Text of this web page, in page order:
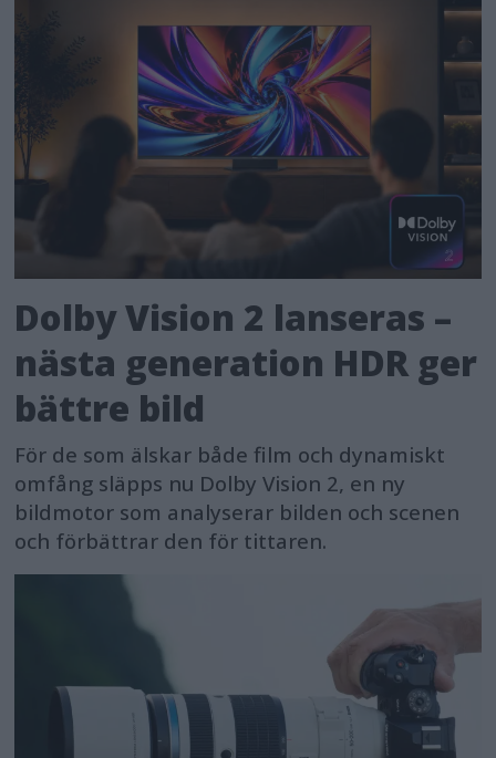
Dolby Vision 2 lanseras –
nästa generation HDR ger
bättre bild
För de som älskar både film och dynamiskt
omfång släpps nu Dolby Vision 2, en ny
bildmotor som analyserar bilden och scenen
och förbättrar den för tittaren.